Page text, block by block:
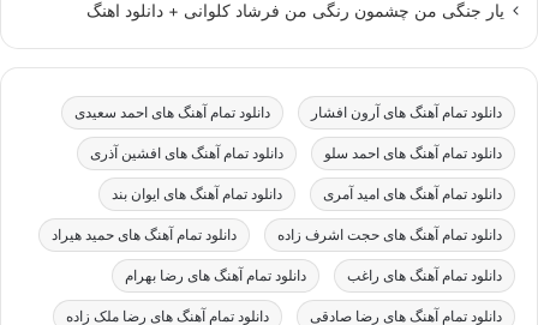
یار جنگی من چشمون رنگی من فرشاد کلوانی + دانلود اهنگ
دانلود تمام آهنگ های آرون افشار دانلود تمام آهنگ های احمد سعیدی
دانلود تمام آهنگ های احمد سلو دانلود تمام آهنگ های افشین آذری
دانلود تمام آهنگ های امید آمری دانلود تمام آهنگ های ایوان بند
دانلود تمام آهنگ های حجت اشرف زاده دانلود تمام آهنگ های حمید هیراد
دانلود تمام آهنگ های راغب دانلود تمام آهنگ های رضا بهرام
دانلود تمام آهنگ های رضا صادقی دانلود تمام آهنگ های رضا ملک زاده